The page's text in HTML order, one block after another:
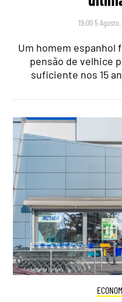
19:00 5
Um homem
pensão de velhice
suficiente nos 15